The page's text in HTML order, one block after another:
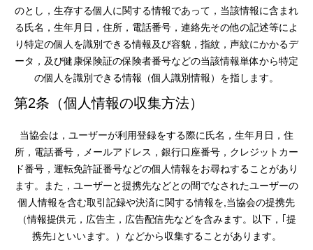
のとし，生存する個人に関する情報であって，当該情報に含まれ
る氏名，生年月日，住所，電話番号，連絡先その他の記述等によ
り特定の個人を識別できる情報及び容貌，指紋，声紋にかかるデ
ータ，及び健康保険証の保険者番号などの当該情報単体から特定
の個人を識別できる情報（個人識別情報）を指します。
第2条（個人情報の収集方法）
当協会は，ユーザーが利用登録をする際に氏名，生年月日，住
所，電話番号，メールアドレス，銀行口座番号，クレジットカー
ド番号，運転免許証番号などの個人情報をお尋ねすることがあり
ます。また，ユーザーと提携先などとの間でなされたユーザーの
個人情報を含む取引記録や決済に関する情報を,当協会の提携先
（情報提供元，広告主，広告配信先などを含みます。以下，｢提
携先｣といいます。）などから収集することがあります。